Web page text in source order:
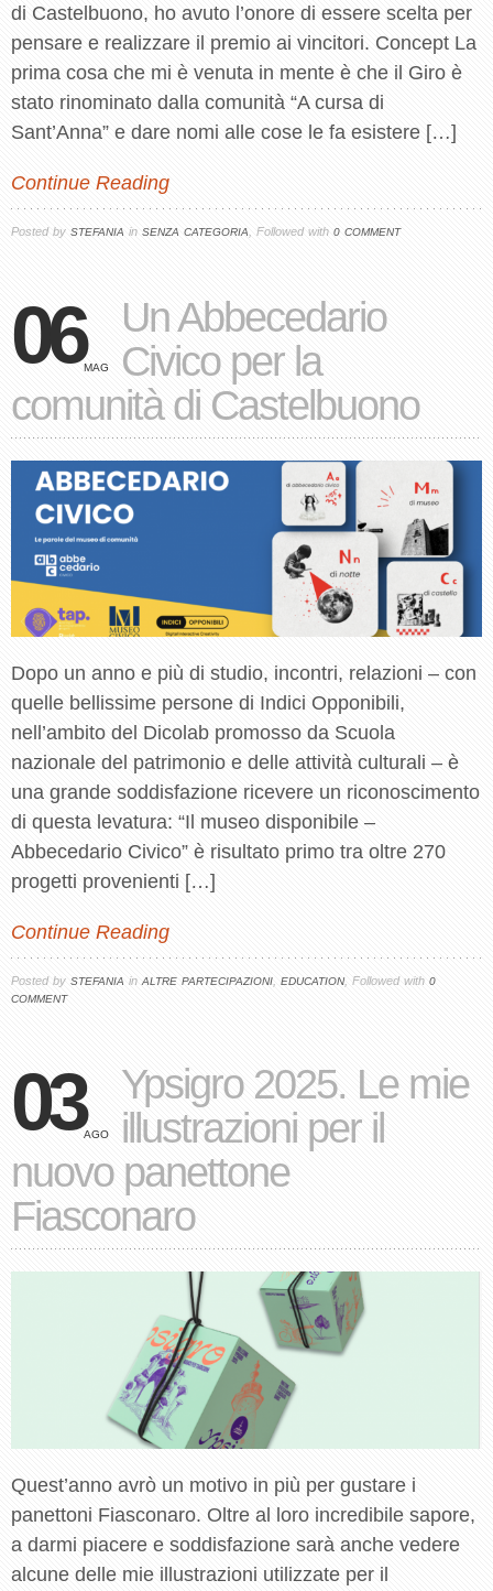
di Castelbuono, ho avuto l’onore di essere scelta per
pensare e realizzare il premio ai vincitori. Concept La
prima cosa che mi è venuta in mente è che il Giro è
stato rinominato dalla comunità “A cursa di
Sant’Anna” e dare nomi alle cose le fa esistere […]
Continue Reading
Posted by STEFANIA in SENZA CATEGORIA , Followed with 0 COMMENT
06MAG
Un Abbecedario
Civico per la
comunità di Castelbuono
Dopo un anno e più di studio, incontri, relazioni – con
quelle bellissime persone di Indici Opponibili,
nell’ambito del Dicolab promosso da Scuola
nazionale del patrimonio e delle attività culturali – è
una grande soddisfazione ricevere un riconoscimento
di questa levatura: “Il museo disponibile –
Abbecedario Civico” è risultato primo tra oltre 270
progetti provenienti […]
Continue Reading
Posted by STEFANIA in ALTRE PARTECIPAZIONI EDUCATION , Followed with 0
COMMENT
03AGO
Ypsigro 2025. Le mie
illustrazioni per il
nuovo panettone
Fiasconaro
Quest’anno avrò un motivo in più per gustare i
panettoni Fiasconaro. Oltre al loro incredibile sapore,
a darmi piacere e soddisfazione sarà anche vedere
alcune delle mie illustrazioni utilizzate per il